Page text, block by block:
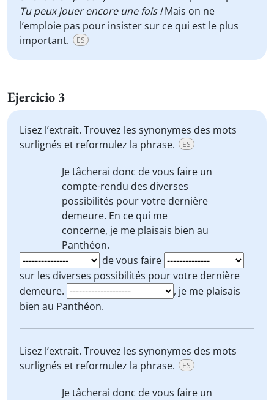
Tu peux jouer encore une fois !Mais on ne
l’emploie pas pour insister sur ce qui est le plus
important.
ES
Ejercicio 3
Lisez l’extrait. Trouvez les synonymes des mots
surlignés et reformulez la phrase.
ES
Je tâcherai donc de vous faire un
compte-rendu des diverses
possibilités pour votre dernière
demeure. En ce qui me
concerne, je me plaisais bien au
Panthéon.
de vous faire
sur les diverses possibilités pour votre dernière
demeure.
, je me plaisais
bien au Panthéon.
Lisez l’extrait. Trouvez les synonymes des mots
surlignés et reformulez la phrase.
ES
Je tâcherai donc de vous faire un